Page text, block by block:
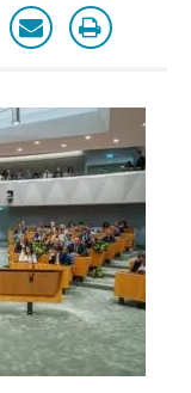
Focus wil ik
keer zoveel
naar
KYC en de Wwft
wildgroei naar
iedereen begrijpt”
de druk niet van
Dit wel.
subsidie voor
is